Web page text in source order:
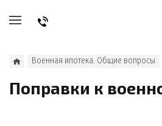
Военная ипотека. Общие вопросы
Поправки к